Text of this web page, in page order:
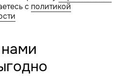
с политикой